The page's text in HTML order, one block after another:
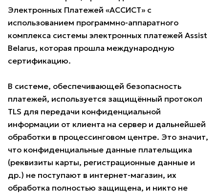
Электронных Платежей «АССИСТ» с
использованием программно-аппаратного
комплекса системы электронных платежей Assist
Belarus, которая прошла международную
сертификацию.
В системе, обеспечивающей безопасность
платежей, используется защищённый протокол
TLS для передачи конфиденциальной
информации от клиента на сервер и дальнейшей
обработки в процессинговом центре. Это значит,
что конфиденциальные данные плательщика
(реквизиты карты, регистрационные данные и
др.) не поступают в интернет-магазин, их
обработка полностью защищена, и никто не